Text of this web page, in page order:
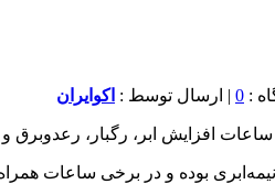
0 | ارسال توسط : اکوایران
افزایش ابر، رگبار،
بوده و در برخی ساعات همراه